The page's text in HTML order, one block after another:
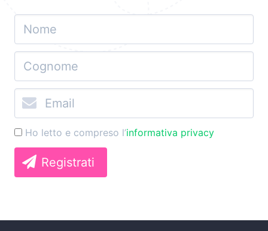
Ho letto e compreso l’informativa privacy
Registrati